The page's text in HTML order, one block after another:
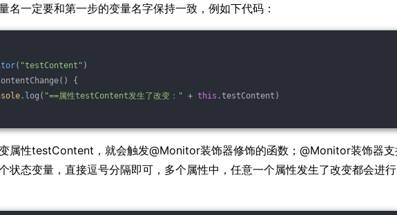
名一定要和第一步的变量名字保持一致，例如下代码：
( "testContent" )
{
.log( "==属性testContent发生了改变：" + this .testContent)
属性testContent，就会触发@Monitor装饰器修饰的函数；@Monitor装饰器支
状态变量，直接逗号分隔即可，多个属性中，任意一个属性发生了改变都会进